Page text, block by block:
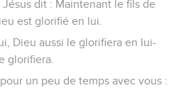
dit : Maintenant le fils de
est glorifié en lui.
Dieu aussi le glorifiera en lui-
glorifiera.
un peu de temps avec vous :